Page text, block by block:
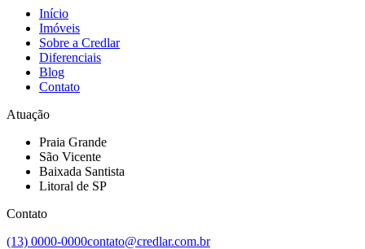
Início
Imóveis
Sobre a Credlar
Diferenciais
Blog
Contato
Atuação
Praia Grande
São Vicente
Baixada Santista
Litoral de SP
Contato
(13) 0000-0000contato@credlar.com.br